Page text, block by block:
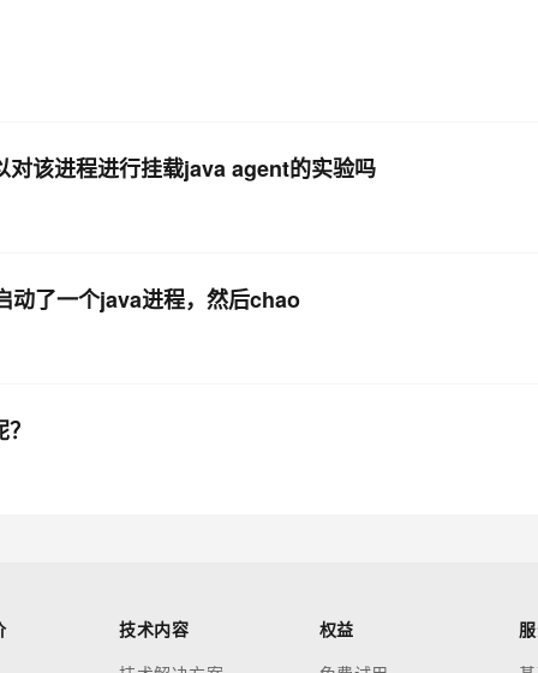
该进程进行挂载java agent的实验吗
了一个java进程，然后chao
技术内容
权益